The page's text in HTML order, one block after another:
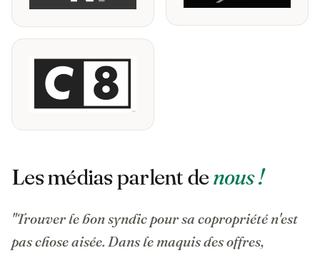
Les médias parlent denous !
"Trouver le bon syndic pour sa copropriété n'est
pas chose aisée. Dans le maquis des offres,